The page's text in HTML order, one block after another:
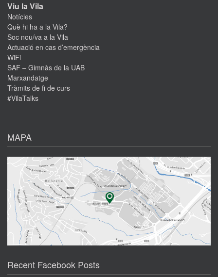
Viu la Vila
Notícies
Què hi ha a la Vila?
Soc nou/va a la Vila
Actuació en cas d’emergència
WiFi
SAF – Gimnàs de la UAB
Marxandatge
Tràmits de fi de curs
#VilaTalks
MAPA
Recent Facebook Posts